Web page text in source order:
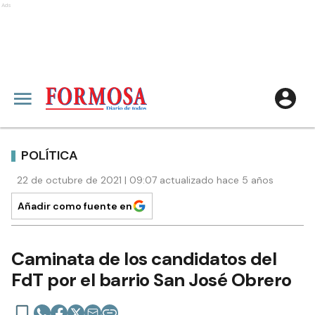
Ads
POLÍTICA
22 de octubre de 2021 | 09:07 actualizado hace 5 años
Añadir como fuente en
Caminata de los candidatos del
FdT por el barrio San José Obrero